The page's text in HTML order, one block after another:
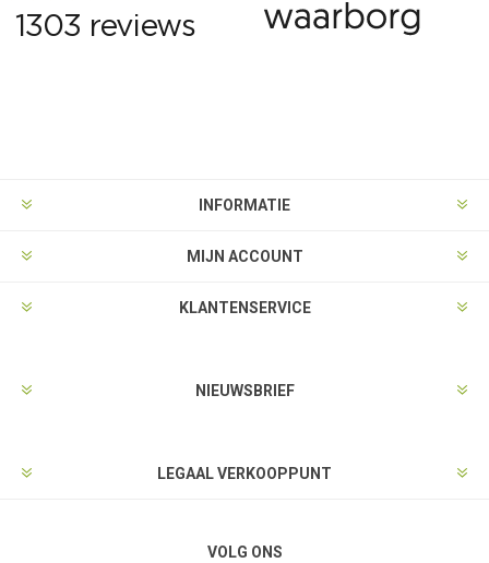
INFORMATIE
MIJN ACCOUNT
KLANTENSERVICE
NIEUWSBRIEF
LEGAAL VERKOOPPUNT
VOLG ONS